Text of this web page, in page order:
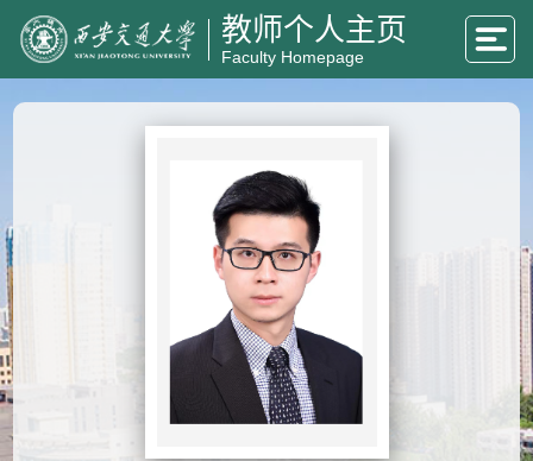
教师个人主页
Faculty Homepage